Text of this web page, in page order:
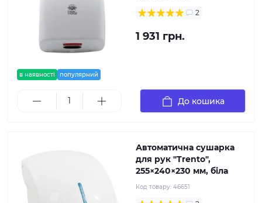
в наявності популярний
2
1 931 грн.
До кошика
Автоматична сушарка
для рук "Trento",
255×240×230 мм, біла
Код товару: 46651